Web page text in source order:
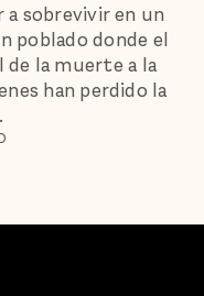
a sobrevivir en un
poblado donde el
la muerte a la
han perdido la